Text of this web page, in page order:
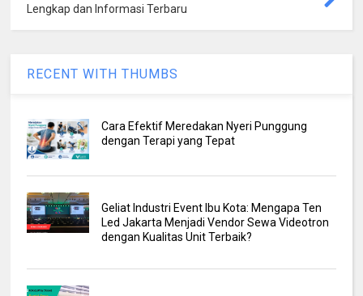
Lengkap dan Informasi Terbaru
RECENT WITH THUMBS
Cara Efektif Meredakan Nyeri Punggung
dengan Terapi yang Tepat
Geliat Industri Event Ibu Kota: Mengapa Ten
Led Jakarta Menjadi Vendor Sewa Videotron
dengan Kualitas Unit Terbaik?